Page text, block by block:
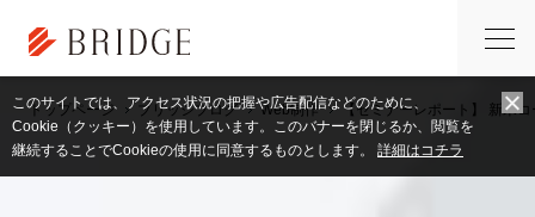
トップページ ブリッジブログ Web制作 【セミナーレポート】 新米
このサイトでは、アクセス状況の把握や広告配信などのために、
Cookie（クッキー）を使用しています。このバナーを閉じるか、閲覧を
継続することでCookieの使用に同意するものとします。 詳細はコチラ